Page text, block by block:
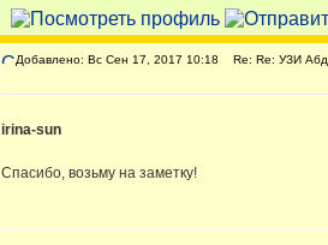
Добавлено: Вс Сен 17, 2017 10:18 Re: Re: УЗИ
irina-sun
Спасибо, возьму на заметку!